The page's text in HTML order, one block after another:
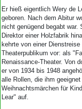
Er hieß eigentlich Wery de
geboren. Nach dem Abitur
nicht genügend begabt
Direktor einer Holzfabrik
kehrte von einer
Theaterpublikum vor: als
Renaissance-Theater. Von
er von 1934 bis 1948
alle Rollen, die ihm
Weihnachtsmärchen für
Lear" auf.